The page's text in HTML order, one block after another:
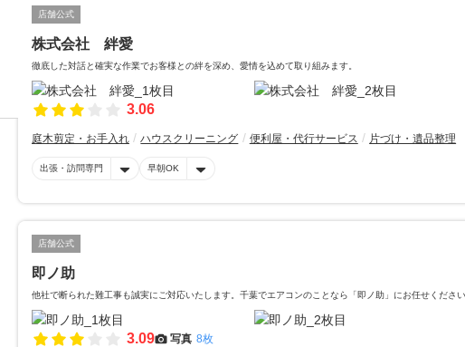
店舗公式
株式会社 絆愛
徹底した対話と確実な作業でお客様との絆を深め、愛情を込めて取り組みます。
3.06
庭木剪定・お手入れ ハウスクリーニング 便利屋・代行サービス 片づけ・遺品整理
出張・訪問専門 早朝OK
店舗公式
即ノ助
他社で断られた難工事も誠実にご対応いたします。千葉でエアコンのことなら「即ノ助」にお任せくださ
3.09 写真 8枚